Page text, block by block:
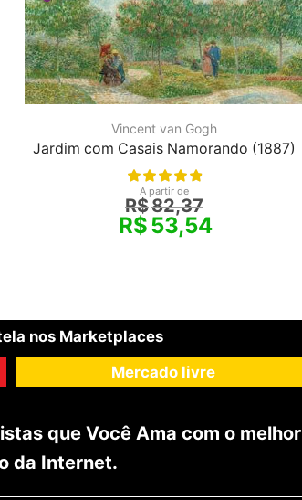
Vincent van Gogh
Jardim com Casais Namorando (1887)
A partir de
R$82,37
R$53,54
nos Marketplaces
Mercado livre
que Você Ama com o melhor
da Internet.